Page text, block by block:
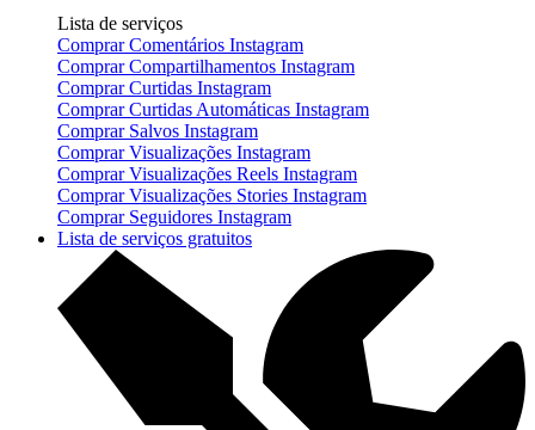
Lista de serviços
Comprar Comentários Instagram
Comprar Compartilhamentos Instagram
Comprar Curtidas Instagram
Comprar Curtidas Automáticas Instagram
Comprar Salvos Instagram
Comprar Visualizações Instagram
Comprar Visualizações Reels Instagram
Comprar Visualizações Stories Instagram
Comprar Seguidores Instagram
Lista de serviços gratuitos